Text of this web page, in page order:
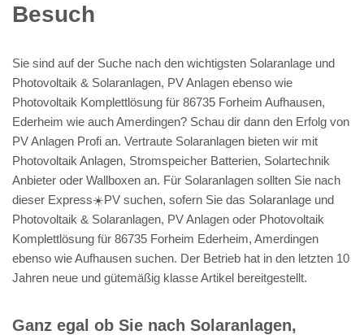
Besuch
Sie sind auf der Suche nach den wichtigsten Solaranlage und
Photovoltaik & Solaranlagen, PV Anlagen ebenso wie
Photovoltaik Komplettlösung für 86735 Forheim Aufhausen,
Ederheim wie auch Amerdingen? Schau dir dann den Erfolg von
PV Anlagen Profi an. Vertraute Solaranlagen bieten wir mit
Photovoltaik Anlagen, Stromspeicher Batterien, Solartechnik
Anbieter oder Wallboxen an. Für Solaranlagen sollten Sie nach
dieser Express☀️PV️ suchen, sofern Sie das Solaranlage und
Photovoltaik & Solaranlagen, PV Anlagen oder Photovoltaik
Komplettlösung für 86735 Forheim Ederheim, Amerdingen
ebenso wie Aufhausen suchen. Der Betrieb hat in den letzten 10
Jahren neue und gütemäßig klasse Artikel bereitgestellt.
Ganz egal ob Sie nach Solaranlagen,